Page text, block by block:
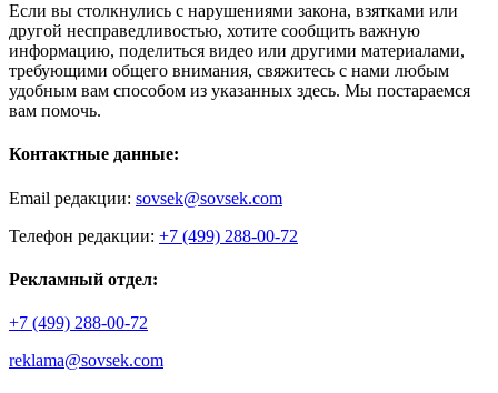
Если вы столкнулись с нарушениями закона, взятками или
другой несправедливостью, хотите сообщить важную
информацию, поделиться видео или другими материалами,
требующими общего внимания, свяжитесь с нами любым
удобным вам способом из указанных здесь. Мы постараемся
вам помочь.
Контактные данные:
Email редакции: sovsek@sovsek.com
Телефон редакции: +7 (499) 288-00-72
Рекламный отдел:
+7 (499) 288-00-72
reklama@sovsek.com